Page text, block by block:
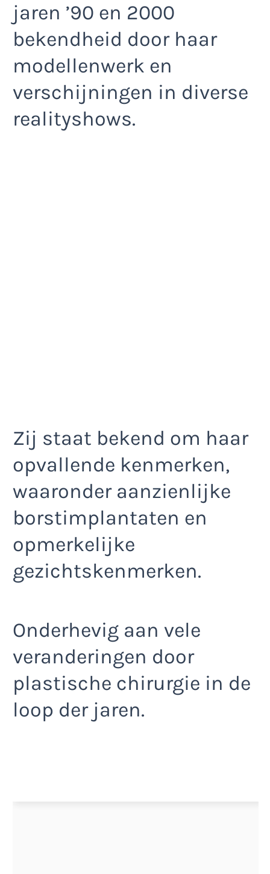
jaren ’90 en 2000
bekendheid door haar
modellenwerk en
verschijningen in diverse
realityshows.
Zij staat bekend om haar
opvallende kenmerken,
waaronder aanzienlijke
borstimplantaten en
opmerkelijke
gezichtskenmerken.
Onderhevig aan vele
veranderingen door
plastische chirurgie in de
loop der jaren.